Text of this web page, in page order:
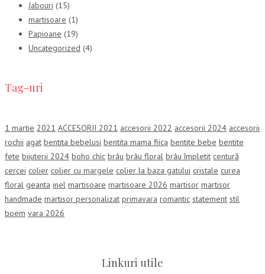
Jabouri (15)
martisoare (1)
Papioane (19)
Uncategorized (4)
Tag-uri
1 martie 2021 ACCESORII 2021 accesorii 2022 accesorii 2024 accesorii
rochii agat bentita bebelusi bentita mama fiica bentite bebe bentite
fete bijuterii 2024 boho chic brâu brâu floral brâu împletit centură
cercei colier colier cu margele colier la baza gatului cristale curea
floral geanta inel martisoare martisoare 2026 martisor martisor
handmade martisor personalizat primavara romantic statement stil
boem vara 2026
Linkuri utile